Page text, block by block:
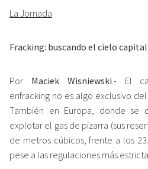
La Jornada
Fracking: buscando el cielo
Por Maciek Wisniewski .- El
enfracking no es algo exclusivo
También en Europa, donde se
explotar el gas de pizarra (sus
de metros cúbicos, frente a los
pese a las regulaciones más